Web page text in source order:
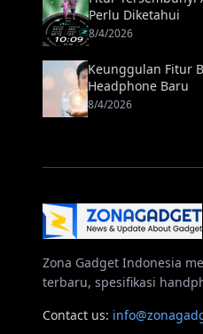
Perlu Diketahui
8/4/2026
Keunggulan Fitur
Headphone Baru
8/4/2026
Zona Gadget Indonesia
terbaru, spesifikasi
Contact us: